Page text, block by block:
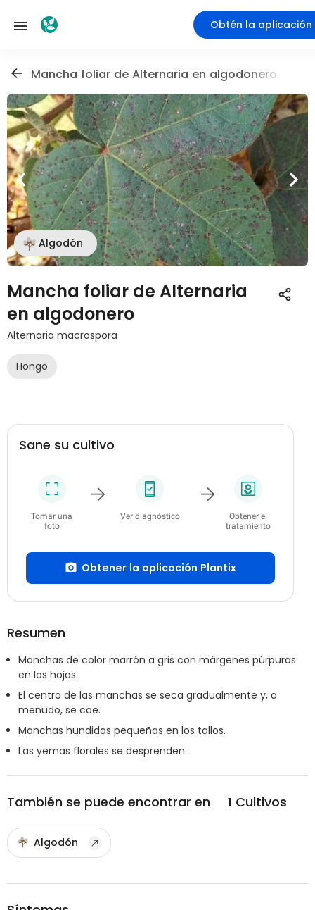
Obtén la aplicación
Mancha foliar de Alternaria en algodonero
Algodón
Mancha foliar de Alternaria
en algodonero
Alternaria macrospora
Hongo
Sane su cultivo
Tomar una
foto
Ver diagnóstico
Obtener el
tratamiento
Obtener la aplicación Plantix
Resumen
Manchas de color marrón a gris con márgenes púrpuras
en las hojas.
El centro de las manchas se seca gradualmente y, a
menudo, se cae.
Manchas hundidas pequeñas en los tallos.
Las yemas florales se desprenden.
También se puede encontrar en 1 Cultivos
Algodón